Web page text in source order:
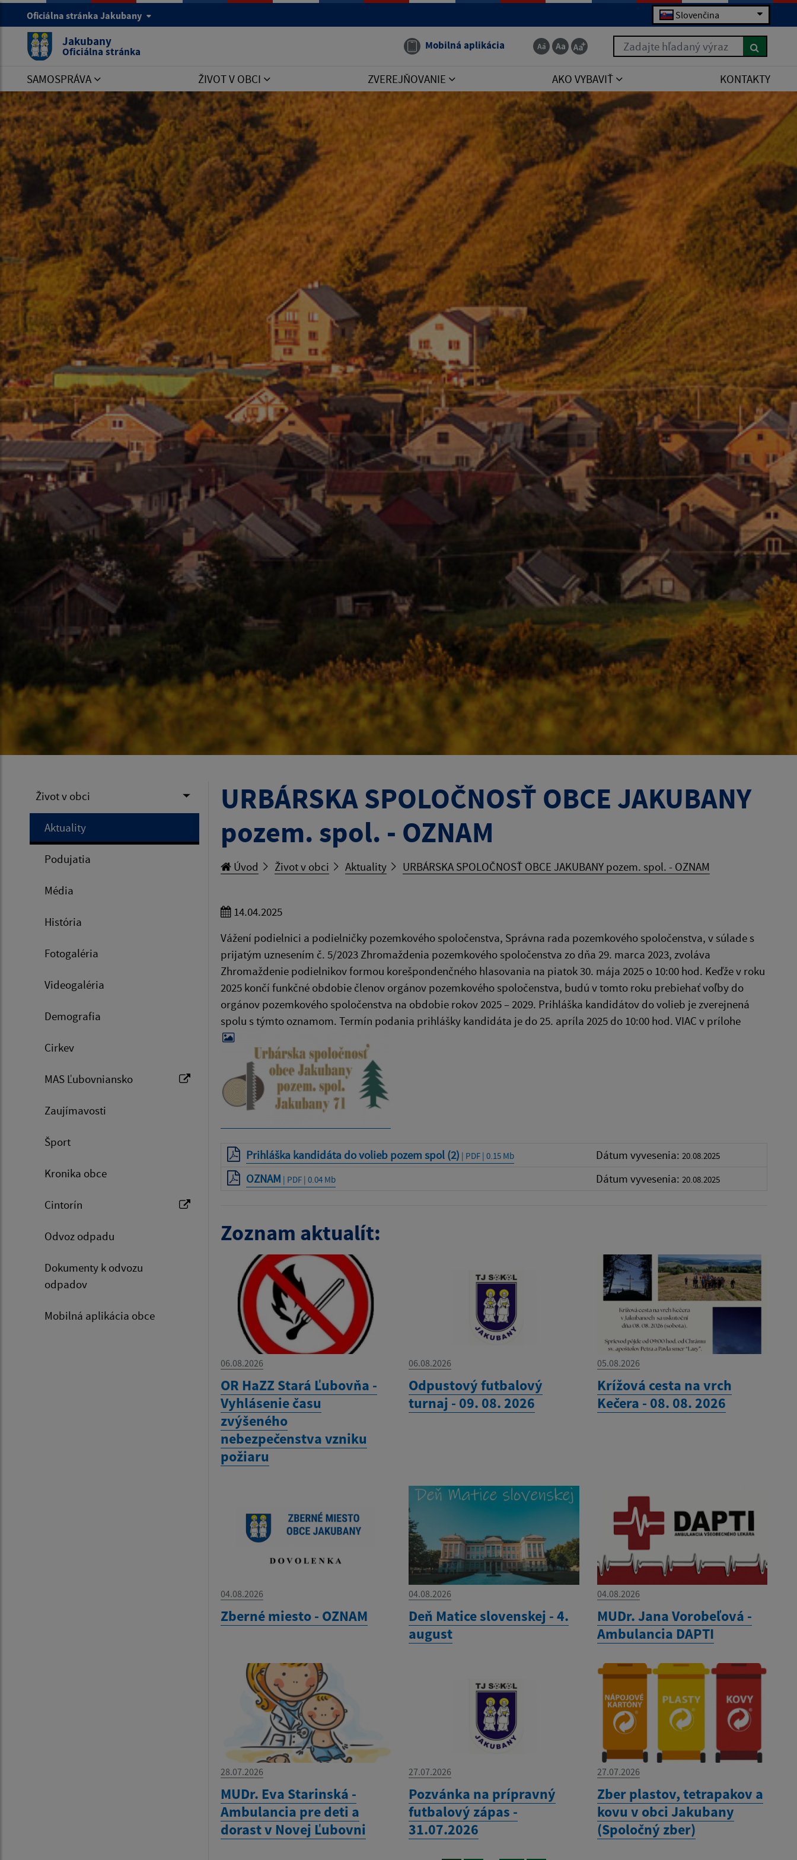
Oficiálna stránka Jakubany Slovenčina
Jakubany
Oficiálna stránka Mobilná aplikácia Zadajte hľadaný výraz
SAMOSPRÁVA ŽIVOT V OBCI ZVEREJŇOVANIE AKO VYBAVIŤ KONTAKTY
Život v obci
Aktuality
Podujatia
Média
História
Fotogaléria
Videogaléria
Demografia
Cirkev
MAS Ľubovniansko
Zaujímavosti
Šport
Kronika obce
Cintorín
Odvoz odpadu
Dokumenty k odvozu
odpadov
Mobilná aplikácia obce
URBÁRSKA SPOLOČNOSŤ OBCE JAKUBANY
pozem. spol. - OZNAM
Úvod Život v obci Aktuality URBÁRSKA SPOLOČNOSŤ OBCE JAKUBANY pozem. spol. - OZNAM
14.04.2025
Vážení podielnici a podielničky pozemkového spoločenstva, Správna rada pozemkového spoločenstva, v súlade s
prijatým uznesením č. 5/2023 Zhromaždenia pozemkového spoločenstva zo dňa 29. marca 2023, zvoláva
Zhromaždenie podielnikov formou korešpondenčného hlasovania na piatok 30. mája 2025 o 10:00 hod. Keďže v roku
2025 končí funkčné obdobie členov orgánov pozemkového spoločenstva, budú v tomto roku prebiehať voľby do
orgánov pozemkového spoločenstva na obdobie rokov 2025 – 2029. Prihláška kandidátov do volieb je zverejnená
spolu s týmto oznamom. Termín podania prihlášky kandidáta je do 25. apríla 2025 do 10:00 hod. VIAC v prílohe
Prihláška kandidáta do volieb pozem spol (2) | PDF | 0.15 Mb Dátum vyvesenia: 20.08.2025
OZNAM | PDF | 0.04 Mb Dátum vyvesenia: 20.08.2025
Zoznam aktualít:
06.08.2026
OR HaZZ Stará Ľubovňa -
Vyhlásenie času
zvýšeného
nebezpečenstva vzniku
požiaru
06.08.2026
Odpustový futbalový
turnaj - 09. 08. 2026
05.08.2026
Krížová cesta na vrch
Kečera - 08. 08. 2026
04.08.2026
Zberné miesto - OZNAM
04.08.2026
Deň Matice slovenskej - 4.
august
04.08.2026
MUDr. Jana Vorobeľová -
Ambulancia DAPTI
28.07.2026
MUDr. Eva Starinská -
Ambulancia pre deti a
dorast v Novej Ľubovni
27.07.2026
Pozvánka na prípravný
futbalový zápas -
31.07.2026
27.07.2026
Zber plastov, tetrapakov a
kovu v obci Jakubany
(Spoločný zber)